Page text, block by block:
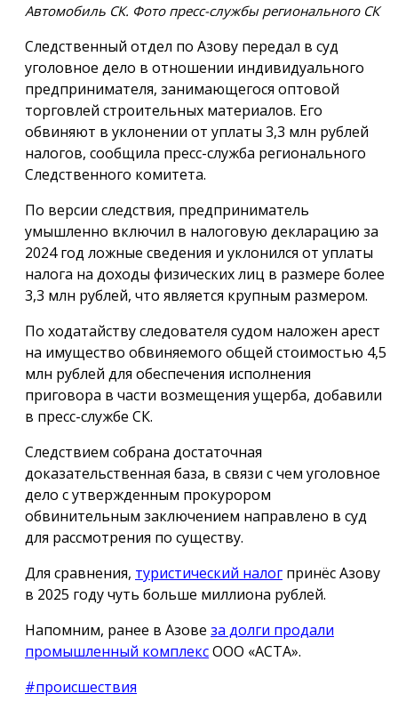
Автомобиль СК. Фото пресс-службы регионального СК
Следственный отдел по Азову передал в суд
уголовное дело в отношении индивидуального
предпринимателя, занимающегося оптовой
торговлей строительных материалов. Его
обвиняют в уклонении от уплаты 3,3 млн рублей
налогов, сообщила пресс-служба регионального
Следственного комитета.
По версии следствия, предприниматель
умышленно включил в налоговую декларацию за
2024 год ложные сведения и уклонился от уплаты
налога на доходы физических лиц в размере более
3,3 млн рублей, что является крупным размером.
По ходатайству следователя судом наложен арест
на имущество обвиняемого общей стоимостью 4,5
млн рублей для обеспечения исполнения
приговора в части возмещения ущерба, добавили
в пресс-службе СК.
Следствием собрана достаточная
доказательственная база, в связи с чем уголовное
дело с утвержденным прокурором
обвинительным заключением направлено в суд
для рассмотрения по существу.
Для сравнения, туристический налог принёс Азову
в 2025 году чуть больше миллиона рублей.
Напомним, ранее в Азове за долги продали
промышленный комплексООО «АСТА».
#происшествия